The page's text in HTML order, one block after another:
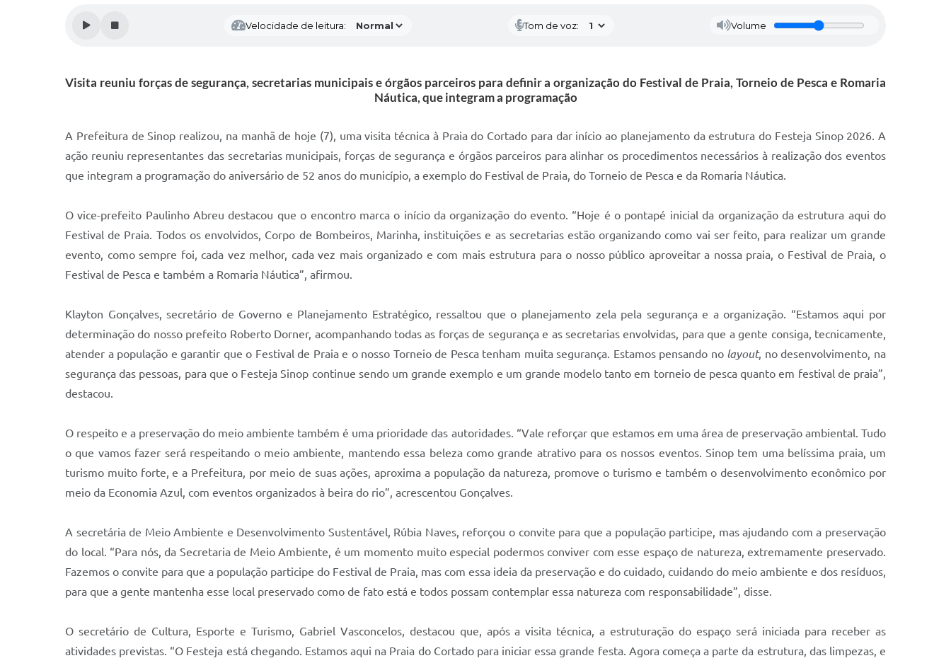
Velocidade de leitura: Tom de voz: Volume
Visita reuniu forças de segurança, secretarias municipais e órgãos parceiros para definir a organização do Festival de Praia, Torneio de Pesca e Romaria
Náutica, que integram a programação
A Prefeitura de Sinop realizou, na manhã de hoje (7), uma visita técnica à Praia do Cortado para dar início ao planejamento da estrutura do Festeja Sinop 2026. A
ação reuniu representantes das secretarias municipais, forças de segurança e órgãos parceiros para alinhar os procedimentos necessários à realização dos eventos
que integram a programação do aniversário de 52 anos do município, a exemplo do Festival de Praia, do Torneio de Pesca e da Romaria Náutica.
O vice-prefeito Paulinho Abreu destacou que o encontro marca o início da organização do evento. “Hoje é o pontapé inicial da organização da estrutura aqui do
Festival de Praia. Todos os envolvidos, Corpo de Bombeiros, Marinha, instituições e as secretarias estão organizando como vai ser feito, para realizar um grande
evento, como sempre foi, cada vez melhor, cada vez mais organizado e com mais estrutura para o nosso público aproveitar a nossa praia, o Festival de Praia, o
Festival de Pesca e também a Romaria Náutica”, afirmou.
Klayton Gonçalves, secretário de Governo e Planejamento Estratégico, ressaltou que o planejamento zela pela segurança e a organização. “Estamos aqui por
determinação do nosso prefeito Roberto Dorner, acompanhando todas as forças de segurança e as secretarias envolvidas, para que a gente consiga, tecnicamente,
atender a população e garantir que o Festival de Praia e o nosso Torneio de Pesca tenham muita segurança. Estamos pensando no layout, no desenvolvimento, na
segurança das pessoas, para que o Festeja Sinop continue sendo um grande exemplo e um grande modelo tanto em torneio de pesca quanto em festival de praia”,
destacou.
O respeito e a preservação do meio ambiente também é uma prioridade das autoridades. “Vale reforçar que estamos em uma área de preservação ambiental. Tudo
o que vamos fazer será respeitando o meio ambiente, mantendo essa beleza como grande atrativo para os nossos eventos. Sinop tem uma belíssima praia, um
turismo muito forte, e a Prefeitura, por meio de suas ações, aproxima a população da natureza, promove o turismo e também o desenvolvimento econômico por
meio da Economia Azul, com eventos organizados à beira do rio”, acrescentou Gonçalves.
A secretária de Meio Ambiente e Desenvolvimento Sustentável, Rúbia Naves, reforçou o convite para que a população participe, mas ajudando com a preservação
do local. “Para nós, da Secretaria de Meio Ambiente, é um momento muito especial podermos conviver com esse espaço de natureza, extremamente preservado.
Fazemos o convite para que a população participe do Festival de Praia, mas com essa ideia da preservação e do cuidado, cuidando do meio ambiente e dos resíduos,
para que a gente mantenha esse local preservado como de fato está e todos possam contemplar essa natureza com responsabilidade”, disse.
O secretário de Cultura, Esporte e Turismo, Gabriel Vasconcelos, destacou que, após a visita técnica, a estruturação do espaço será iniciada para receber as
atividades previstas. “O Festeja está chegando. Estamos aqui na Praia do Cortado para iniciar essa grande festa. Agora começa a parte da estrutura, das limpezas, e